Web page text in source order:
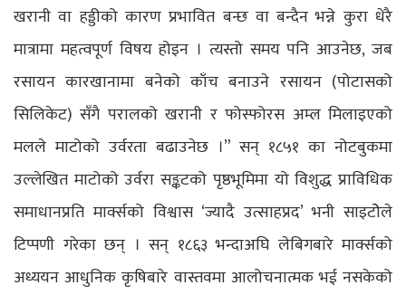
खरानी वा हड्डीको कारण प्रभावित बन्छ वा बन्दैन भन्ने कुरा धेरै
मात्रामा महत्वपूर्ण विषय होइन । त्यस्तो समय पनि आउनेछ, जब
रसायन कारखानामा बनेको काँच बनाउने रसायन (पोटासको
सिलिकेट) सँगै परालको खरानी र फोस्फोरस अम्ल मिलाइएको
मलले माटोको उर्वरता बढाउनेछ ।” सन् १८५१ का नोटबुकमा
उल्लेखित माटोको उर्वरा सङ्कटको पृष्ठभूमिमा यो विशुद्ध प्राविधिक
समाधानप्रति मार्क्सको विश्वास ‘ज्यादै उत्साहप्रद’ भनी साइटोेले
टिप्पणी गरेका छन् । सन् १८६३ भन्दाअघि लेबिगबारे मार्क्सको
अध्ययन आधुनिक कृषिबारे वास्तवमा आलोचनात्मक भई नसकेको